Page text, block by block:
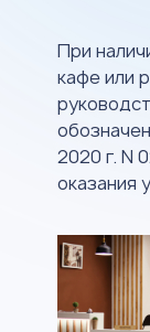
При
кафе или
2020 г. N
оказания